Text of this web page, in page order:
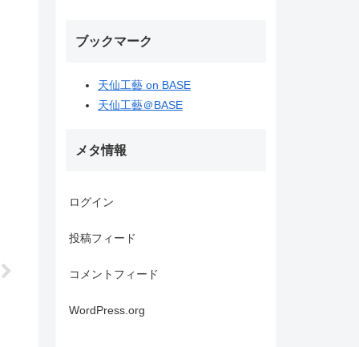
ブックマーク
天仙工藝 on BASE
天仙工藝＠BASE
メタ情報
ログイン
投稿フィード
コメントフィード
WordPress.org